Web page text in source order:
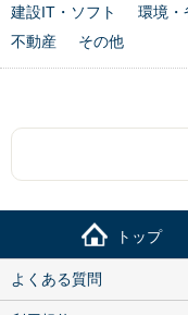
建設IT・ソフト
環境・
不動産
その他
トップ
よくある質問